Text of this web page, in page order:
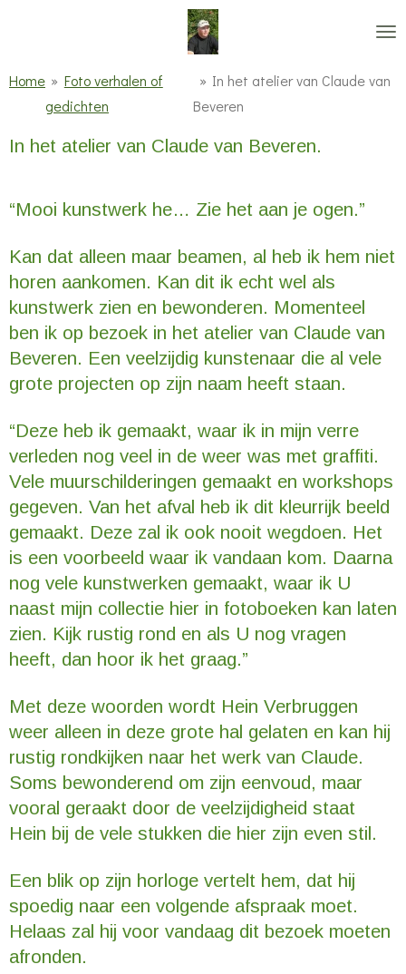
Home » Foto verhalen of
gedichten
» In het atelier van Claude van
Beveren
In het atelier van Claude van Beveren.
“Mooi kunstwerk he… Zie het aan je ogen.”
Kan dat alleen maar beamen, al heb ik hem niet
horen aankomen. Kan dit ik echt wel als
kunstwerk zien en bewonderen. Momenteel
ben ik op bezoek in het atelier van Claude van
Beveren. Een veelzijdig kunstenaar die al vele
grote projecten op zijn naam heeft staan.
“Deze heb ik gemaakt, waar ik in mijn verre
verleden nog veel in de weer was met graffiti.
Vele muurschilderingen gemaakt en workshops
gegeven. Van het afval heb ik dit kleurrijk beeld
gemaakt. Deze zal ik ook nooit wegdoen. Het
is een voorbeeld waar ik vandaan kom. Daarna
nog vele kunstwerken gemaakt, waar ik U
naast mijn collectie hier in fotoboeken kan laten
zien. Kijk rustig rond en als U nog vragen
heeft, dan hoor ik het graag.”
Met deze woorden wordt Hein Verbruggen
weer alleen in deze grote hal gelaten en kan hij
rustig rondkijken naar het werk van Claude.
Soms bewonderend om zijn eenvoud, maar
vooral geraakt door de veelzijdigheid staat
Hein bij de vele stukken die hier zijn even stil.
Een blik op zijn horloge vertelt hem, dat hij
spoedig naar een volgende afspraak moet.
Helaas zal hij voor vandaag dit bezoek moeten
afronden.